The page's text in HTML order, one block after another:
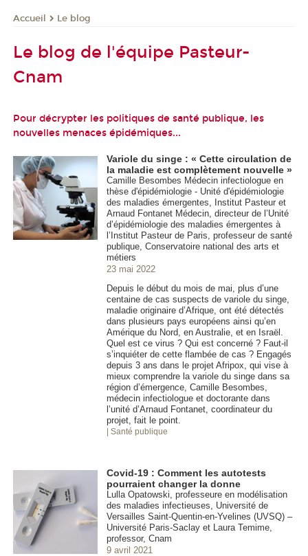
Accueil Le blog
Le blog de l'équipe Pasteur-
Cnam
Pour décrypter les politiques de santé publique, les
nouvelles menaces épidémiques...
Variole du singe : « Cette circulation de
la maladie est complètement nouvelle »
Camille Besombes Médecin infectiologue en
thèse d'épidémiologie - Unité d'épidémiologie
des maladies émergentes, Institut Pasteur et
Arnaud Fontanet Médecin, directeur de l’Unité
d’épidémiologie des maladies émergentes à
l’Institut Pasteur de Paris, professeur de santé
publique, Conservatoire national des arts et
métiers
23 mai 2022
Depuis le début du mois de mai, plus d’une
centaine de cas suspects de variole du singe,
maladie originaire d’Afrique, ont été détectés
dans plusieurs pays européens ainsi qu’en
Amérique du Nord, en Australie, et en Israël.
Quel est ce virus ? Qui est concerné ? Faut-il
s’inquiéter de cette flambée de cas ? Engagés
depuis 3 ans dans le projet Afripox, qui vise à
mieux comprendre la variole du singe dans sa
région d’émergence, Camille Besombes,
médecin infectiologue et doctorante dans
l’unité d’Arnaud Fontanet, coordinateur du
projet, fait le point.
| Santé publique
Covid-19 : Comment les autotests
pourraient changer la donne
Lulla Opatowski, professeure en modélisation
des maladies infectieuses, Université de
Versailles Saint-Quentin-en-Yvelines (UVSQ) –
Université Paris-Saclay et Laura Temime,
professor, Cnam
9 avril 2021